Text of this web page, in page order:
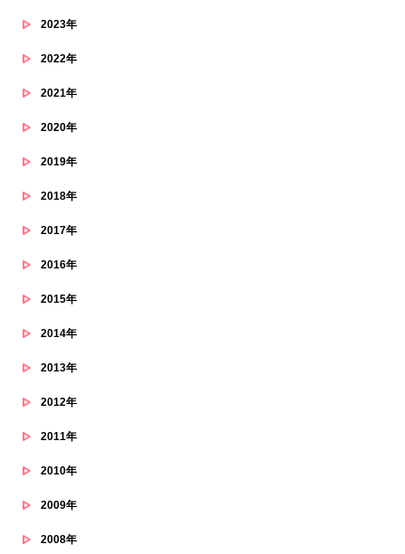
2023年
2022年
2021年
2020年
2019年
2018年
2017年
2016年
2015年
2014年
2013年
2012年
2011年
2010年
2009年
2008年